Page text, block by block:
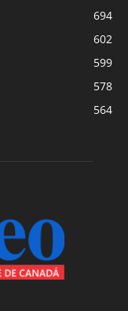
694
602
599
578
564